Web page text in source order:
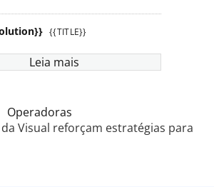
{{TITLE}}
Leia mais
Operadoras
da Visual reforçam estratégias para